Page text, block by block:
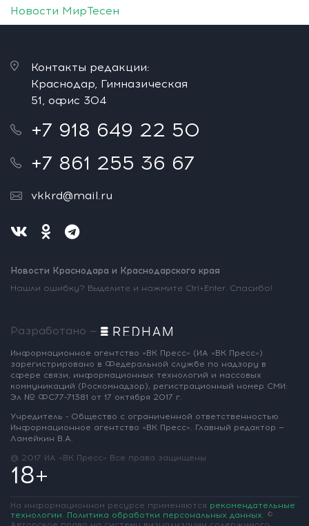
Новости МирТесен
Контакты редакции:
Краснодар, Гимназическая
51, офис 304
+7 918 649 22 50
+7 861 255 36 67
vkkrd@mail.ru
Новости Краснодара и Краснодарского края
Нашли ошибку? Выделите и нажмите Ctrl+Enter. Спасибо!
Разработано —
Информационное агентство «ВК Пресс» (ИА «ВК Пресс»)
зарегистрировано в Федеральной службе по надзору в
сфере связи, информационных технологий и массовых
коммуникаций (Роскомнадзор), регистрационный номер СМИ:
Эл № ФС77-71381 от 17 октября 2017 г.
Учредитель - Общество с ограниченной ответственностью
Информационное агентство «ВК Пресс». Главный редактор —
Ламейкин В.А.
@ 2017 ИА «ВК Пресс» Все права защищены
18+
На информационном ресурсе применяются рекомендательные
технологии. Политика обработки персональных данных. ©